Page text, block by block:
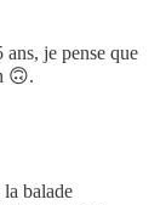
je pense que
🙃.
la balade